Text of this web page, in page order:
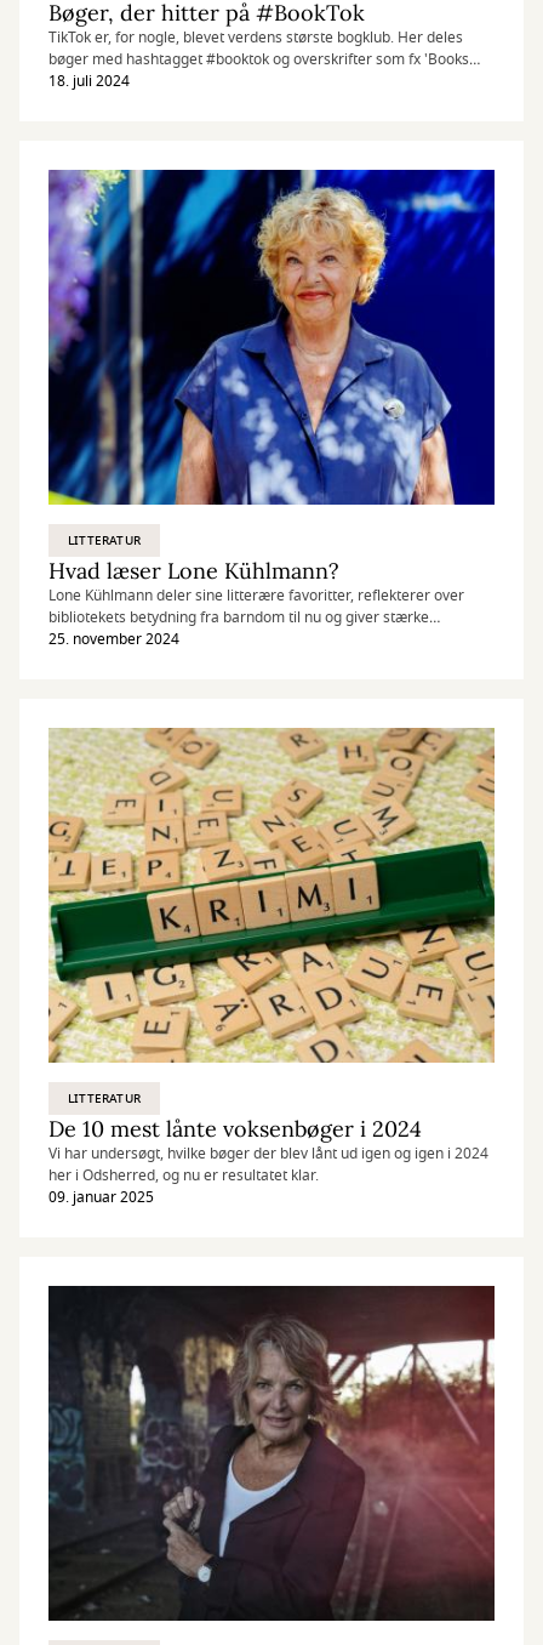
Bøger, der hitter på #BookTok
TikTok er, for nogle, blevet verdens største bogklub. Her deles
bøger med hashtagget #booktok og overskrifter som fx 'Books
that will make you sob' og 'Books that helped my mental health'.
18. juli 2024
LITTERATUR
Hvad læser Lone Kühlmann?
Lone Kühlmann deler sine litterære favoritter, reflekterer over
bibliotekets betydning fra barndom til nu og giver stærke
boganbefalinger – fra skæbnefortællinger til tankevækkende
25. november 2024
LITTERATUR
De 10 mest lånte voksenbøger i 2024
Vi har undersøgt, hvilke bøger der blev lånt ud igen og igen i 2024
her i Odsherred, og nu er resultatet klar.
09. januar 2025